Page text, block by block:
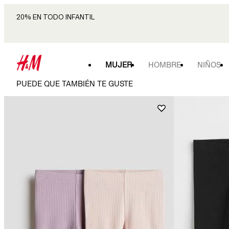
20% EN TODO INFANTIL
MUJER HOMBRE NIÑOS
PUEDE QUE TAMBIÉN TE GUSTE